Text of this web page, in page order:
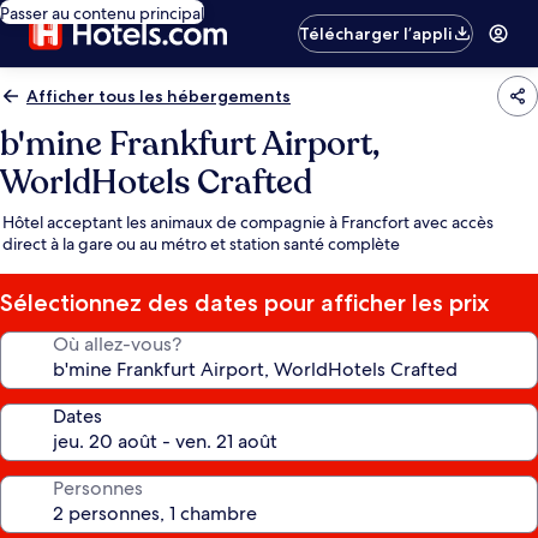
Passer au contenu principal
Télécharger l’appli
Afficher tous les hébergements
b'mine Frankfurt Airport,
WorldHotels Crafted
Hôtel acceptant les animaux de compagnie à Francfort avec accès
direct à la gare ou au métro et station santé complète
Sélectionnez des dates pour afficher les prix
Où allez-vous?
Dates
Personnes